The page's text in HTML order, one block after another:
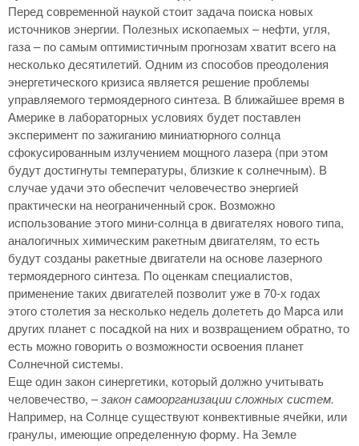
Перед современной наукой стоит задача поиска новых
источников энергии. Полезных ископаемых – нефти, угля,
газа – по самым оптимистичным прогнозам хватит всего на
несколько десятилетий. Одним из способов преодоления
энергетического кризиса является решение проблемы
управляемого термоядерного синтеза. В ближайшее время в
Америке в лабораторных условиях будет поставлен
эксперимент по зажиганию миниатюрного солнца
сфокусированным излучением мощного лазера (при этом
будут достигнуты температуры, близкие к солнечным). В
случае удачи это обеспечит человечество энергией
практически на неограниченный срок. Возможно
использование этого мини-солнца в двигателях нового типа,
аналогичных химическим ракетным двигателям, то есть
будут созданы ракетные двигатели на основе лазерного
термоядерного синтеза. По оценкам специалистов,
применение таких двигателей позволит уже в 70-х годах
этого столетия за несколько недель долететь до Марса или
других планет с посадкой на них и возвращением обратно, то
есть можно говорить о возможности освоения планет
Солнечной системы.
Еще один закон синергетики, который должно учитывать
человечество, –закон самоорганизации сложных систем.
Например, на Солнце существуют конвективные ячейки, или
гранулы, имеющие определенную форму. На Земле